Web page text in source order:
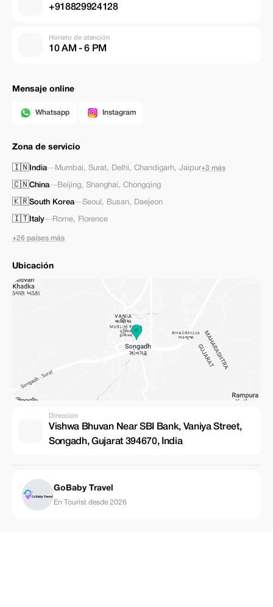
+918829924128
Horario de atención
10 AM - 6 PM
Mensaje online
Whatsapp Instagram
Zona de servicio
🇮🇳 India—Mumbai, Surat, Delhi, Chandigarh, Jaipur+3 más
🇨🇳China—Beijing, Shanghai, Chongqing
🇰🇷South Korea—Seoul , Busan, Daejeon
🇮🇹 Italy—Rome, Florence
+26 países más
Ubicación
Dirección
Vishwa Bhuvan Near SBI Bank, Vaniya Street,
Songadh, Gujarat 394670, India
GoBaby Travel
En Tourist desde 2026